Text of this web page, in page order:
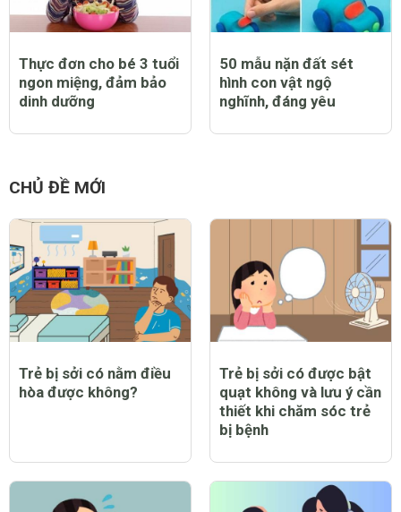
Thực đơn cho bé 3 tuổi
ngon miệng, đảm bảo
dinh dưỡng
50 mẫu nặn đất sét
hình con vật ngộ
nghĩnh, đáng yêu
CHỦ ĐỀ MỚI
Trẻ bị sởi có nằm điều
hòa được không?
Trẻ bị sởi có được bật
quạt không và lưu ý cần
thiết khi chăm sóc trẻ
bị bệnh